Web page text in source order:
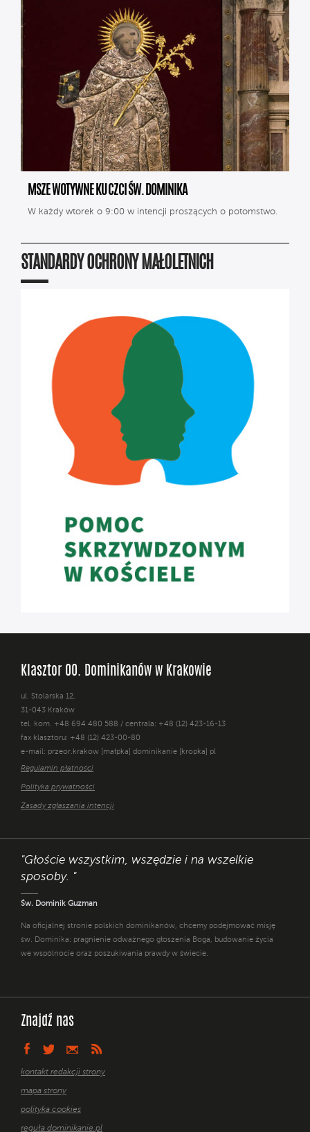
MSZE WOTYWNE KU CZCI ŚW. DOMINIKA
W każdy wtorek o 9:00 w intencji proszących o potomstwo.
STANDARDY OCHRONY MAŁOLETNICH
Klasztor OO. Dominikanów w Krakowie
ul. Stolarska 12,
31-043 Kraków
tel. kom. +48 694 480 588 / centrala: +48 (12) 423-16-13
fax klasztoru: +48 (12) 423-00-80
e-mail: przeor.krakow [małpka] dominikanie [kropka] pl
Regulamin płatności
Polityka prywatności
Zasady zgłaszania intencji
"Głoście wszystkim, wszędzie i na wszelkie
sposoby. "
Św. Dominik Guzman
Na oficjalnej stronie polskich dominikanów, chcemy podejmować misję
św. Dominika: pragnienie odważnego głoszenia Boga, budowanie życia
we wspólnocie oraz poszukiwania prawdy w świecie.
Znajdź nas
kontakt redakcji strony
mapa strony
polityka cookies
reguła dominikanie.pl